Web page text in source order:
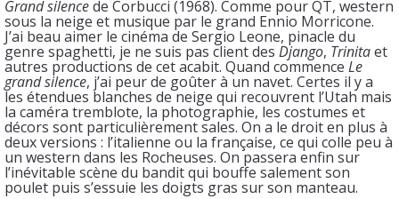
Grand silencede Corbucci (1968). Comme pour QT, western
sous la neige et musique par le grand Ennio Morricone.
J’ai beau aimer le cinéma de Sergio Leone, pinacle du
genre spaghetti, je ne suis pas client des Django, Trinitaet
autres productions de cet acabit. Quand commence Le
grand silence, j’ai peur de goûter à un navet. Certes il y a
les étendues blanches de neige qui recouvrent l’Utah mais
la caméra tremblote, la photographie, les costumes et
décors sont particulièrement sales. On a le droit en plus à
deux versions : l’italienne ou la française, ce qui colle peu à
un western dans les Rocheuses. On passera enfin sur
l’inévitable scène du bandit qui bouffe salement son
poulet puis s’essuie les doigts gras sur son manteau.